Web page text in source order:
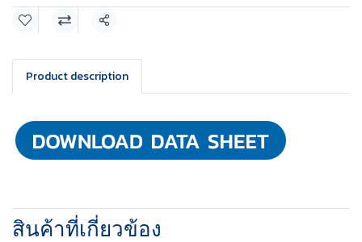
แชร์
Product description
สินค้าที่เกี่ยวข้อง